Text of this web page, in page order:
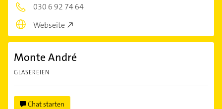
030 6 92 74 64
Webseite
Monte André
GLASEREIEN
Chat starten